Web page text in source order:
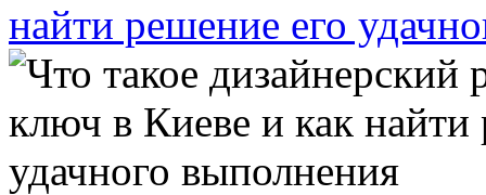
найти решение его